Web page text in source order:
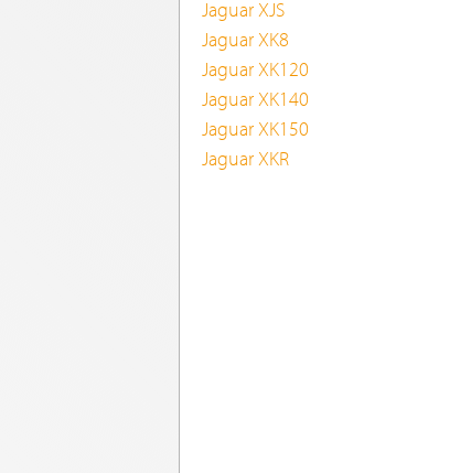
Jaguar XJS
Jaguar XK8
Jaguar XK120
Jaguar XK140
Jaguar XK150
Jaguar XKR